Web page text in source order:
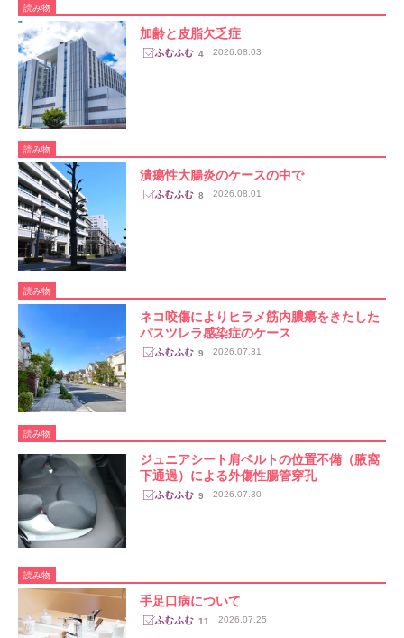
読み物
加齢と皮脂欠乏症
4 2026.08.03
読み物
潰瘍性大腸炎のケースの中で
8 2026.08.01
読み物
ネコ咬傷によりヒラメ筋内膿瘍をきたした
パスツレラ感染症のケース
9 2026.07.31
読み物
ジュニアシート肩ベルトの位置不備（腋窩
下通過）による外傷性腸管穿孔
9 2026.07.30
読み物
手足口病について
11 2026.07.25